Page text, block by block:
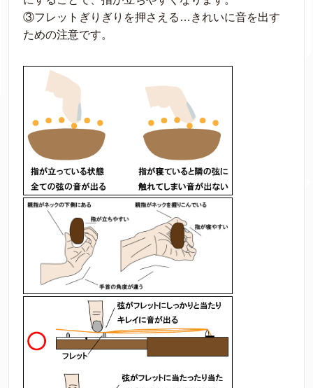
③フレットぎりぎりを押さえる…きれいに音を出す
ための注意です。